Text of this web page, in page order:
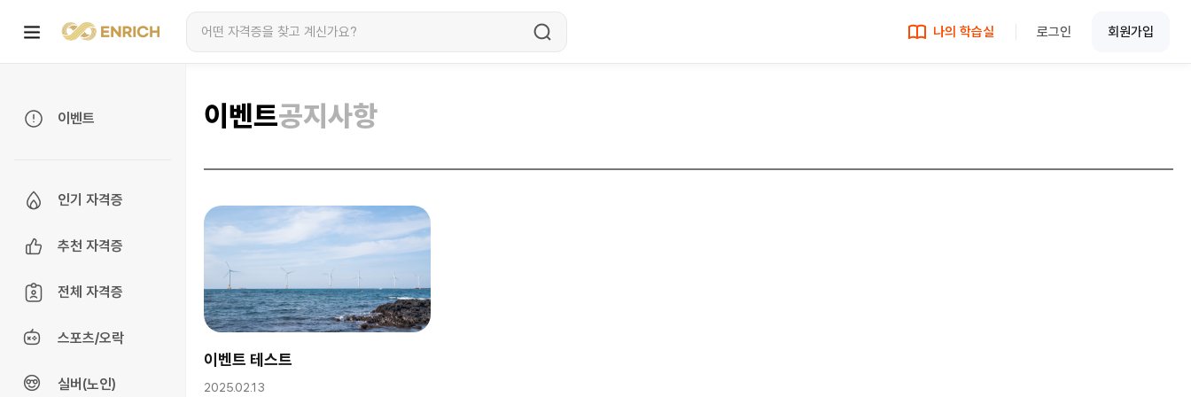
나의 학습실 로그인 회원가입
이벤트
인기 자격증
추천 자격증
전체 자격증
스포츠/오락
실버(노인)
이벤트공지사항
이벤트 테스트
2025.02.13